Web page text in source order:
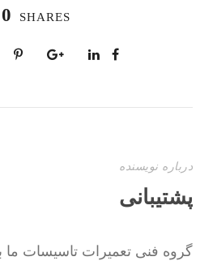
0 SHARES
درباره نویسنده
پشتیبانی
گروه فنی تعمیرات تاسیسات ما